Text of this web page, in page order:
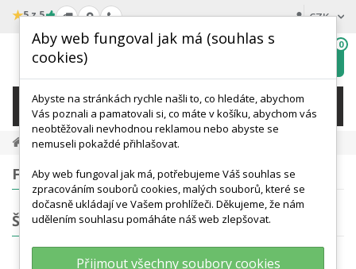
★5 z 5 CZK
wishlist
0
KATEGORIE
Přírodní Vědy A Výuka
FILTROVÁNÍ
ŠTÍTKY
Aby web fungoval jak má (souhlas s
cookies)
Abyste na stránkách rychle našli to, co hledáte, abychom
Vás poznali a pamatovali si, co máte v košíku, abychom vás
neobtěžovali nevhodnou reklamou nebo abyste se
nemuseli pokaždé přihlašovat.
Aby web fungoval jak má, potřebujeme Váš souhlas se
zpracováním souborů cookies, malých souborů, které se
dočasně ukládají ve Vašem prohlížeči. Děkujeme, že nám
udělením souhlasu pomáháte náš web zlepšovat.
Přijmout všechny soubory cookies